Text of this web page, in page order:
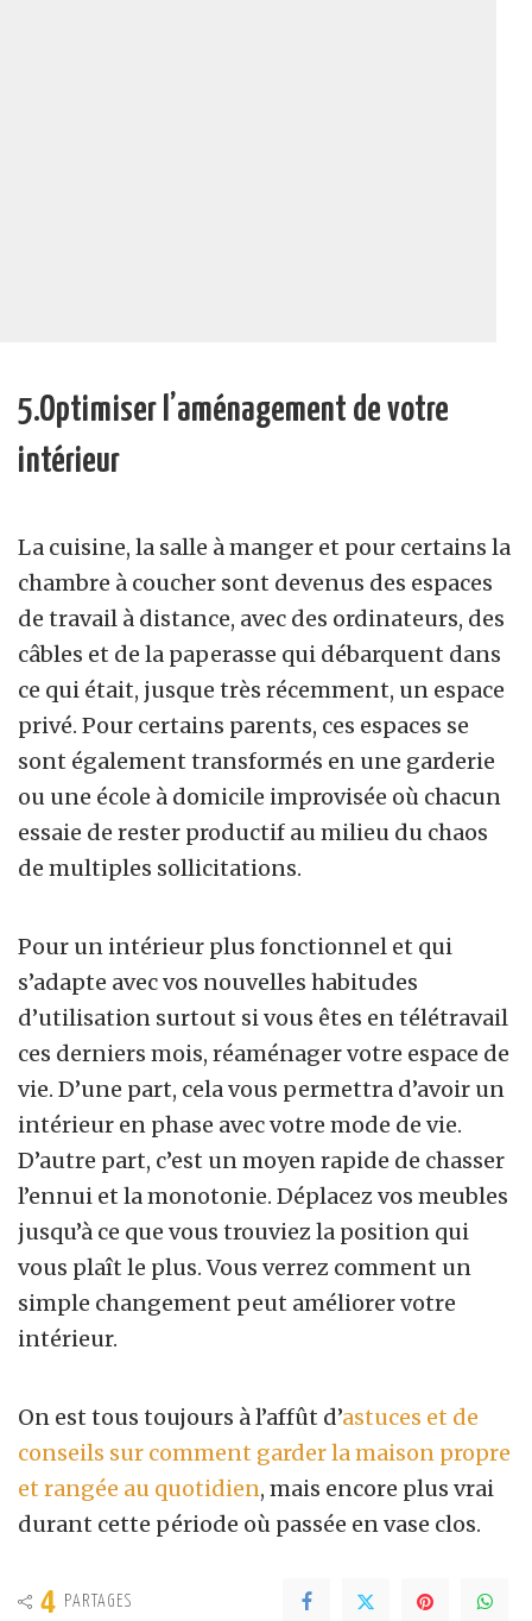
5.Optimiser l’aménagement de votre
intérieur
La cuisine, la salle à manger et pour certains la
chambre à coucher sont devenus des espaces
de travail à distance, avec des ordinateurs, des
câbles et de la paperasse qui débarquent dans
ce qui était, jusque très récemment, un espace
privé. Pour certains parents, ces espaces se
sont également transformés en une garderie
ou une école à domicile improvisée où chacun
essaie de rester productif au milieu du chaos
de multiples sollicitations.
Pour un intérieur plus fonctionnel et qui
s’adapte avec vos nouvelles habitudes
d’utilisation surtout si vous êtes en télétravail
ces derniers mois, réaménager votre espace de
vie. D’une part, cela vous permettra d’avoir un
intérieur en phase avec votre mode de vie.
D’autre part, c’est un moyen rapide de chasser
l’ennui et la monotonie. Déplacez vos meubles
jusqu’à ce que vous trouviez la position qui
vous plaît le plus. Vous verrez comment un
simple changement peut améliorer votre
intérieur.
On est tous toujours à l’affût d’astuces et de
conseils sur comment garder la maison propre
et rangée au quotidien, mais encore plus vrai
durant cette période où passée en vase clos.
4 PARTAGES